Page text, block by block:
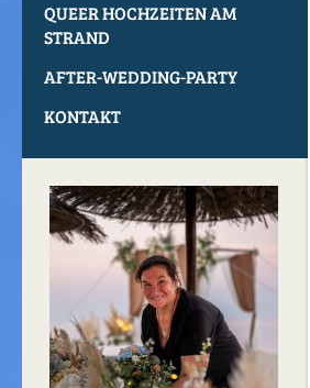
QUEER HOCHZEITEN AM
STRAND
AFTER-WEDDING-PARTY
KONTAKT